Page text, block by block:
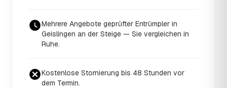
Mehrere Angebote geprüfter Entrümpler in
Geislingen an der Steige — Sie vergleichen in
Ruhe.
Kostenlose Stornierung bis 48 Stunden vor
dem Termin.